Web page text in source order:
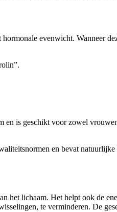
evenwicht. Wanneer
en is geschikt voor zowel
en bevat natuurlijke
het lichaam. Het helpt ook de
te verminderen. De